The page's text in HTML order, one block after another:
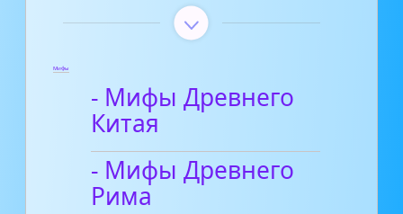
Мифы
- Мифы Древнего
Китая
- Мифы Древнего
Рима